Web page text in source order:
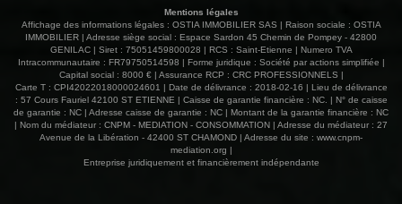
saisons, la maison est équipée d'une climatisation
réversible, de radiateurs électriques et d'une cheminée à
foyer ouvert qui apportera charme et convivialité à vos
soirées d'hiver. Les menuiseries PVC double vitrage,
associées aux volets roulants et volets bois, assurent
confort et tranquillité au quotidien Édifiée sur un sous-sol
total offrant un important potentiel d'aménagement selon
vos envies (espace loisirs, atelier, bureau ou stockage),
cette propriété bénéficie également d'un terrain clos et
Mentions légales
Affichage des informations légales : OSTIA IMMOBILIER SAS | Raison sociale : OSTIA
IMMOBILIER | Adresse siège social : Espace Sardon 45 Chemin de Pompey - 42800
GENILAC | Siret : 75051459800028 | RCS : Saint-Etienne | Numero TVA
Intracommunautaire : FR79750514598 | Forme juridique : Société par actions simplifiée |
Capital social : 8000 € | Assurance RCP : CRC PROFESSIONNELS |
Carte T : CPI42022018000024601 | Date de délivrance : 2018-02-16 | Lieu de délivrance
: 57 Cours Fauriel 42100 ST ETIENNE | Caisse de garantie financière : NC. | N° de caisse
de garantie : NC | Adresse caisse de garantie : NC | Montant de la garantie financière : NC
| Nom du médiateur : CNPM - MEDIATION - CONSOMMATION | Adresse du médiateur : 27
Avenue de la Libération - 42400 ST CHAMOND | Adresse du site : www.cnpm-
mediation.org
Entreprise juridiquement et financièrement indépendante